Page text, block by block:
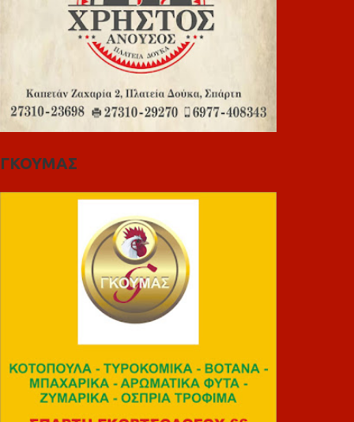
ΓΚΟΥΜΑΣ